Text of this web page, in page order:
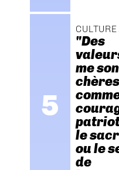
CULTURE
"Des
me
chères
le
ou le
de